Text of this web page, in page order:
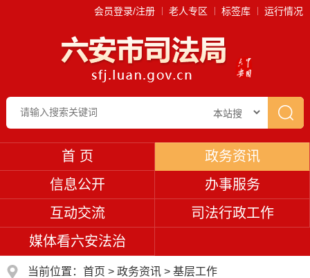
会员登录/注册 老人专区 标签库 运行情况
首 页
政务资讯
信息公开
办事服务
互动交流
司法行政工作
媒体看六安法治
当前位置： 首页 > 政务资讯 > 基层工作